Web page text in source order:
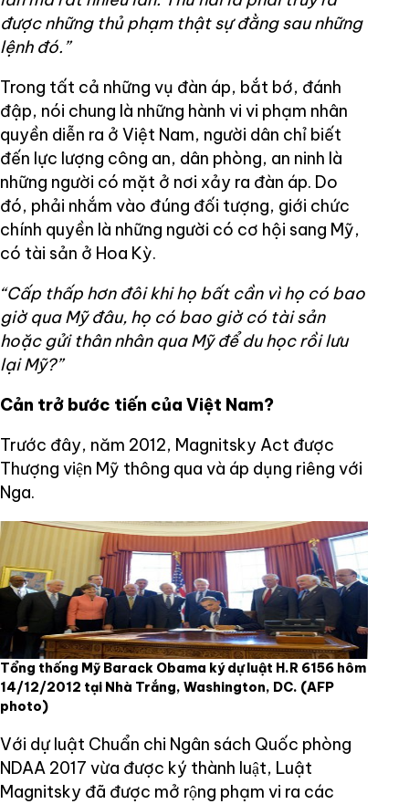
được những thủ phạm thật sự đằng sau những
lệnh đó.”
Trong tất cả những vụ đàn áp, bắt bớ, đánh
đập, nói chung là những hành vi vi phạm nhân
quyền diễn ra ở Việt Nam, người dân chỉ biết
đến lực lượng công an, dân phòng, an ninh là
những người có mặt ở nơi xảy ra đàn áp. Do
đó, phải nhắm vào đúng đối tượng, giới chức
chính quyền là những người có cơ hội sang Mỹ,
có tài sản ở Hoa Kỳ.
“Cấp thấp hơn đôi khi họ bất cần vì họ có bao
giờ qua Mỹ đâu, họ có bao giờ có tài sản
hoặc gửi thân nhân qua Mỹ để du học rồi lưu
lại Mỹ?”
Cản trở bước tiến của Việt Nam?
Trước đây, năm 2012, Magnitsky Act được
Thượng viện Mỹ thông qua và áp dụng riêng với
Nga.
Tổng thống Mỹ Barack Obama ký dự luật H.R 6156 hôm
14/12/2012 tại Nhà Trắng, Washington, DC. (AFP
photo)
Với dự luật Chuẩn chi Ngân sách Quốc phòng
NDAA 2017 vừa được ký thành luật, Luật
Magnitsky đã được mở rộng phạm vi ra các